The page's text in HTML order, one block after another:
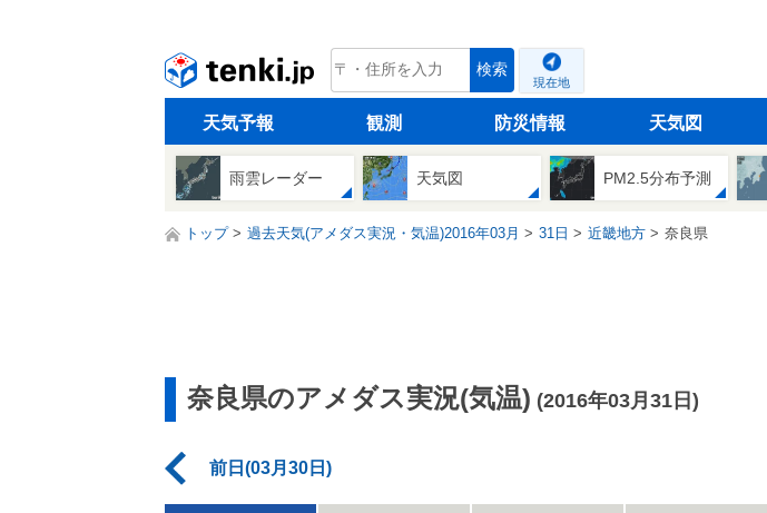
tenki.jp 検索
現在地
天気予報 観測 防災情報 天気図
雨雲レーダー 天気図 PM2.5分布予測
トップ 過去天気(アメダス実況・気温)2016年03月 31日 近畿地方 奈良県
奈良県のアメダス実況(気温) (2016年03月31日)
前日(03月30日)